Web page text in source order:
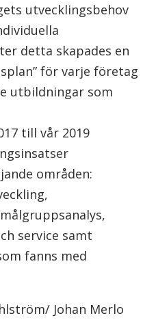
utvecklingsbehov
detta skapades en
för varje företag
utbildningar som
till vår 2019
områden:
service samt
fanns med
Johan Merlo